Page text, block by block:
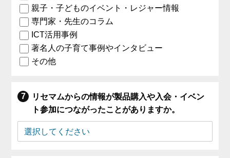
親子・子どものイベント・レジャー情報
専門家・先生のコラム
ICT活用事例
著名人の子育て事例やインタビュー
その他
リセマムからの情報が製品購入や入会・イベン
ト参加につながったことがありますか。